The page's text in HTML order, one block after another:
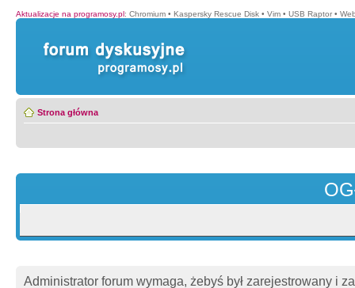
Aktualizacje na programosy.pl: Chromium • Kaspersky Rescue Disk • Vim • USB Raptor •
Strona główna
Administrator forum wymaga, żebyś był zarejestrowany i